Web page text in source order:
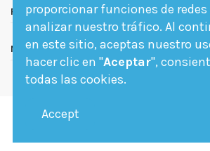
Follow us
Newsletter
proporcionar funciones de redes
analizar nuestro tráfico. Al
en este sitio, aceptas nuestro
hacer clic en "Aceptar",
todas las cookies.
Accept